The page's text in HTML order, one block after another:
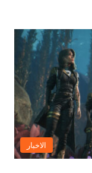
الاخبار